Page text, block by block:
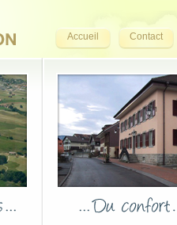
Accueil Contact